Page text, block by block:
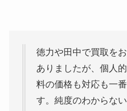
徳力や田中で買取を
ありましたが、個人
料の価格も対応も一
す。純度のわからな